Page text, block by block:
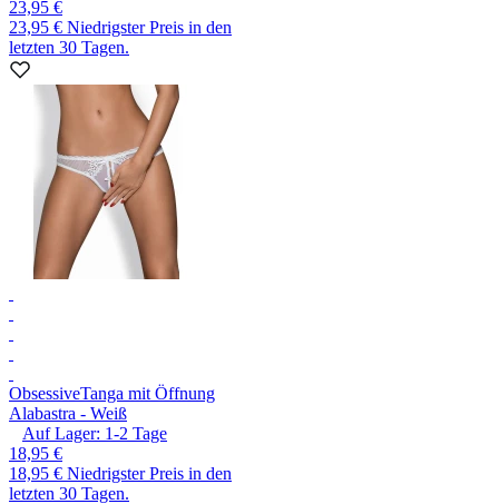
23,95 €
23,95 € Niedrigster Preis in den
letzten 30 Tagen.
ObsessiveTanga mit Öffnung
Alabastra - Weiß
Auf Lager: 1-2 Tage
18,95 €
18,95 € Niedrigster Preis in den
letzten 30 Tagen.